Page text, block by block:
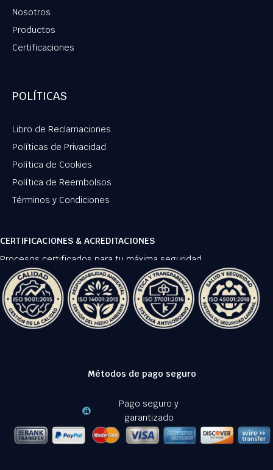
Nosotros
Productos
Certificaciones
POLÍTICAS
Libro de Reclamaciones
Políticas de Privacidad
Política de Cookies
Política de Reembolsos
Términos y Condiciones
CERTIFICACIONES & ACREDITACIONES
Procesos certificados para tu máxima seguridad.
Métodos de pago seguro
Pago seguro y
garantizado